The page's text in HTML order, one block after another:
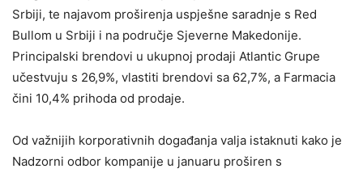
Srbiji, te najavom proširenja uspješne saradnje s Red
Bullom u Srbiji i na područje Sjeverne Makedonije.
Principalski brendovi u ukupnoj prodaji Atlantic Grupe
učestvuju s 26,9%, vlastiti brendovi sa 62,7%, a Farmacia
čini 10,4% prihoda od prodaje.
Od važnijih korporativnih događanja valja istaknuti kako je
Nadzorni odbor kompanije u januaru proširen s